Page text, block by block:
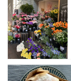
ン
が
入
っ
て